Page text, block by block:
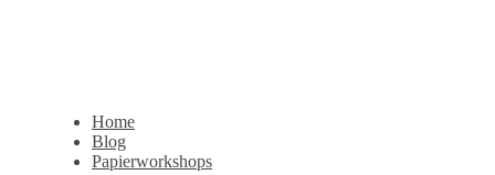
Home
Blog
Papierworkshops